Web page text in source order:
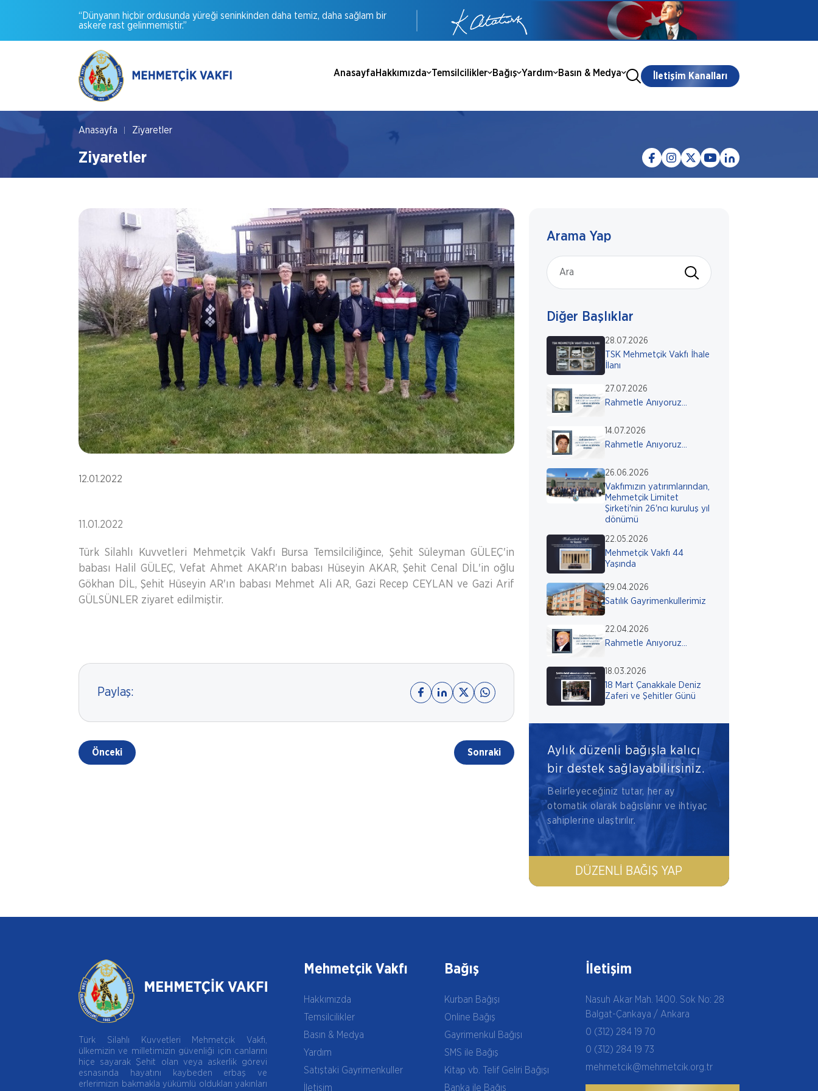
“Dünyanın hiçbir ordusunda yüreği seninkinden daha temiz, daha sağlam bir
askere rast gelinmemiştir.”
AnasayfaHakkımızda Temsilcilikler Bağış Yardım Basın & Medya İletişim Kanalları
Anasayfa Ziyaretler
Ziyaretler
12.01.2022
11.01.2022
Türk Silahlı Kuvvetleri Mehmetçik Vakfı Bursa Temsilciliğince, Şehit Süleyman GÜLEÇ'in
babası Halil GÜLEÇ, Vefat Ahmet AKAR'ın babası Hüseyin AKAR, Şehit Cenal DİL'in oğlu
Gökhan DİL, Şehit Hüseyin AR'ın babası Mehmet Ali AR, Gazi Recep CEYLAN ve Gazi Arif
GÜLSÜNLER ziyaret edilmiştir.
Paylaş:
Önceki Sonraki
Arama Yap
Diğer Başlıklar
28.07.2026
TSK Mehmetçik Vakfı İhale
İlanı
27.07.2026
Rahmetle Anıyoruz...
14.07.2026
Rahmetle Anıyoruz...
26.06.2026
Vakfımızın yatırımlarından,
Mehmetçik Limitet
Şirketi'nin 26'ncı kuruluş yıl
dönümü
22.05.2026
Mehmetçik Vakfı 44
Yaşında
29.04.2026
Satılık Gayrimenkullerimiz
22.04.2026
Rahmetle Anıyoruz...
18.03.2026
18 Mart Çanakkale Deniz
Zaferi ve Şehitler Günü
Aylık düzenli bağışla kalıcı
bir destek sağlayabilirsiniz.
Belirleyeceğiniz tutar, her ay
otomatik olarak bağışlanır ve ihtiyaç
sahiplerine ulaştırılır.
DÜZENLI BAĞIŞ YAP
Türk Silahlı Kuvvetleri Mehmetçik Vakfı,
ülkemizin ve milletimizin güvenliği için canlarını
hiçe sayarak Şehit olan veya askerlik görevi
esnasında hayatını kaybeden erbaş ve
erlerimizin bakmakla yükümlü oldukları yakınları
Mehmetçik Vakfı
Hakkımızda
Temsilcilikler
Basın & Medya
Yardım
Satıştaki Gayrimenkuller
İletişim
Bağış
Kurban Bağışı
Online Bağış
Gayrimenkul Bağışı
SMS ile Bağış
Kitap vb. Telif Geliri Bağışı
Banka ile Bağış
İletişim
Nasuh Akar Mah. 1400. Sok No: 28
Balgat-Çankaya / Ankara
0 (312) 284 19 70
0 (312) 284 19 73
mehmetcik@mehmetcik.org.tr